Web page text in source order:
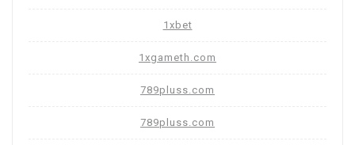
1xbet
1xgameth.com
789pluss.com
789pluss.com